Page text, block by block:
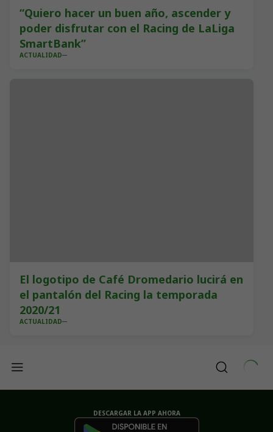
“Quiero hacer un buen año, ascender y
poder disfrutar con el Racing de LaLiga
SmartBank”
ACTUALIDAD
El logotipo de Café Dromedario lucirá en
el pantalón del Racing la temporada
2020/21
ACTUALIDAD
DESCARGAR LA APP AHORA